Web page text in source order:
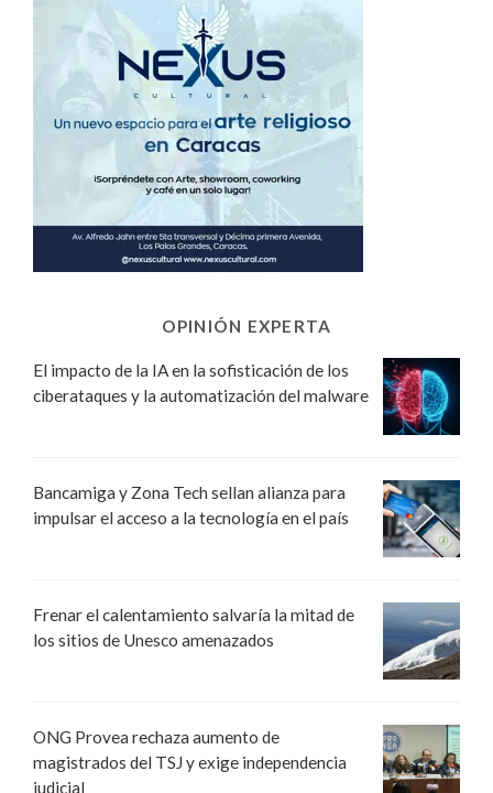
OPINIÓN EXPERTA
El impacto de la IA en la sofisticación de los
ciberataques y la automatización del malware
Bancamiga y Zona Tech sellan alianza para
impulsar el acceso a la tecnología en el país
Frenar el calentamiento salvaría la mitad de
los sitios de Unesco amenazados
ONG Provea rechaza aumento de
magistrados del TSJ y exige independencia
judicial